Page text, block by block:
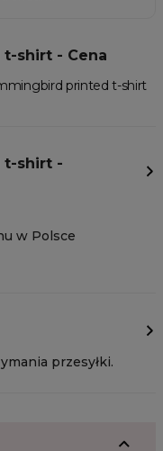
shirt - Cena
printed t-shirt
t-shirt -
w Polsce
przesyłki.